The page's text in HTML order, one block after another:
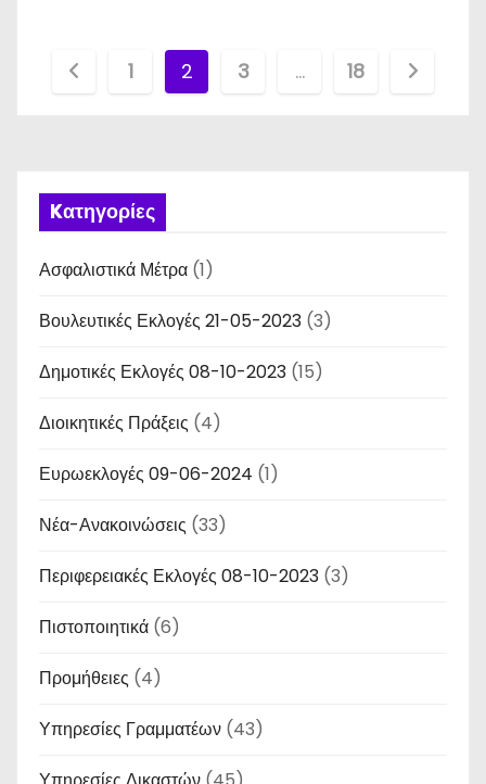
ι
δ
ο
ί
η
σ
η
ά
ρ
1 2 3 … 18
Kατηγορίες
Ασφαλιστικά Μέτρα (1)
Βουλευτικές Εκλογές 21-05-2023 (3)
Δημοτικές Εκλογές 08-10-2023 (15)
Διοικητικές Πράξεις (4)
Ευρωεκλογές 09-06-2024 (1)
Νέα-Ανακοινώσεις (33)
Περιφερειακές Εκλογές 08-10-2023 (3)
Πιστοποιητικά (6)
Προμήθειες (4)
Υπηρεσίες Γραμματέων (43)